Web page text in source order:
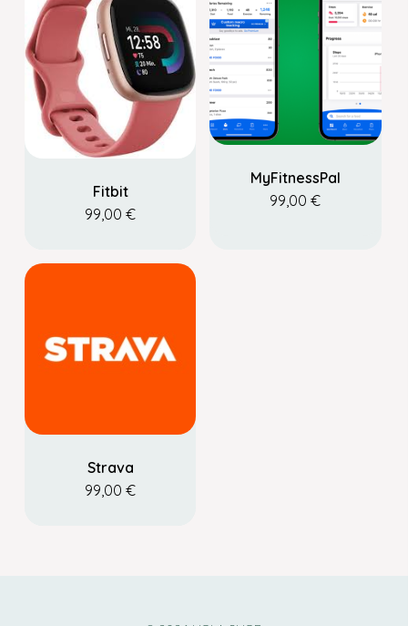
Fitbit
99,00€
MyFitnessPal
99,00€
Strava
99,00€